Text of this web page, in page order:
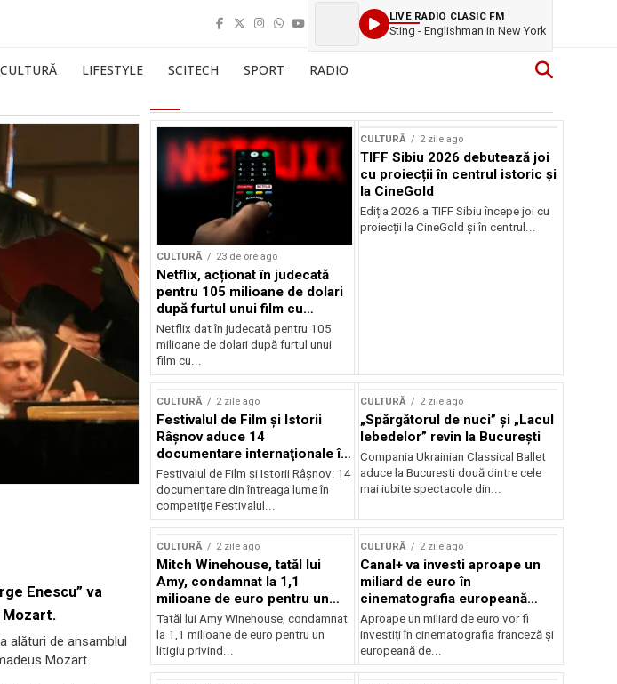
LIVE RADIO CLASIC FM
Sting - Englishman in New York
CULTURĂ LIFESTYLE SCITECH SPORT RADIO
Enescu” va
Mozart.
alături de ansamblul
Mozart.
CULTURĂ 23 de ore ago
Netflix, acționat în judecată
pentru 105 milioane de dolari
după furtul unui film cu
Nicolas Cage
Netflix dat în judecată pentru 105
milioane de dolari după furtul unui
film cu...
CULTURĂ 2 zile ago
TIFF Sibiu 2026 debutează joi
cu proiecții în centrul istoric și
la CineGold
Ediția 2026 a TIFF Sibiu începe joi cu
proiecții la CineGold și în centrul...
CULTURĂ 2 zile ago
Festivalul de Film şi Istorii
Râşnov aduce 14
documentare internaţionale în
premieră
Festivalul de Film şi Istorii Râşnov: 14
documentare din întreaga lume în
competiţie Festivalul...
CULTURĂ 2 zile ago
„Spărgătorul de nuci” și „Lacul
lebedelor” revin la București
Compania Ukrainian Classical Ballet
aduce la București două dintre cele
mai iubite spectacole din...
CULTURĂ 2 zile ago
Mitch Winehouse, tatăl lui
Amy, condamnat la 1,1
milioane de euro pentru un
litigiu pierdut
Tatăl lui Amy Winehouse, condamnat
la 1,1 milioane de euro pentru un
litigiu privind...
CULTURĂ 2 zile ago
Canal+ va investi aproape un
miliard de euro în
cinematografia europeană
până în 2032
Aproape un miliard de euro vor fi
investiți în cinematografia franceză și
europeană de...